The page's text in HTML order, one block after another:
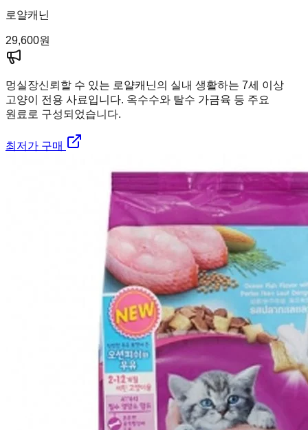
로얄캐닌
29,600원
멍실장신뢰할 수 있는 로얄캐닌의 실내 생활하는 7세 이상
고양이 전용 사료입니다. 옥수수와 탈수 가금육 등 주요
원료로 구성되었습니다.
최저가 구매